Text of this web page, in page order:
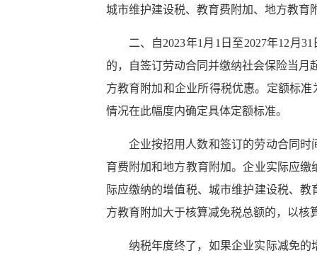
城市维护建设税、教育费附加、地方教育
二、自2023年1月1日至2027年12月
的，自签订劳动合同并缴纳社会保险当
方教育附加和企业所得税优惠。定额标
情况在此幅度内确定具体定额标准。
企业按招用人数和签订的劳动合同
育费附加和地方教育附加。企业实际应
际应缴纳的增值税、城市维护建设税、
方教育附加大于核算减免税总额的，以核
纳税年度终了，如果企业实际减免